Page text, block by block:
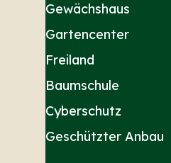
Gewächshaus
Gartencenter
Freiland
Baumschule
Cyberschutz
Geschützter Anbau